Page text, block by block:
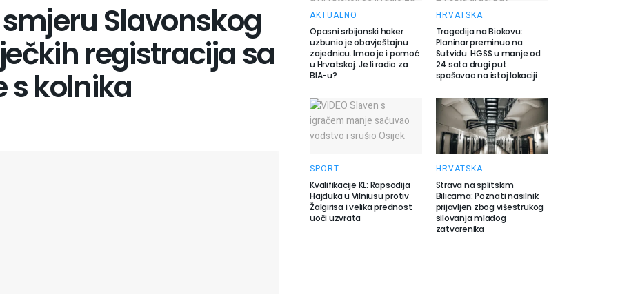
Slavonskog
registracija sa
s kolnika
AKTUALNO
Opasni srbijanski haker
uzbunio je obavještajnu
zajednicu. Imao je i pomoć
u Hrvatskoj. Je li radio za
BIA-u?
HRVATSKA
Tragedija na Biokovu:
Planinar preminuo na
Sutvidu. HGSS u manje od
24 sata drugi put
spašavao na istoj lokaciji
SPORT
Kvalifikacije KL: Rapsodija
Hajduka u Vilniusu protiv
Žalgirisa i velika prednost
uoči uzvrata
HRVATSKA
Strava na splitskim
Bilicama: Poznati nasilnik
prijavljen zbog višestrukog
silovanja mladog
zatvorenika